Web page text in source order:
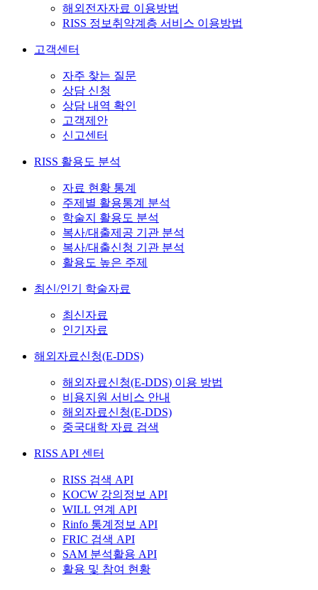
해외전자자료 이용방법
RISS 정보취약계층 서비스 이용방법
고객센터
자주 찾는 질문
상담 신청
상담 내역 확인
고객제안
신고센터
RISS 활용도 분석
자료 현황 통계
주제별 활용통계 분석
학술지 활용도 분석
복사/대출제공 기관 분석
복사/대출신청 기관 분석
활용도 높은 주제
최신/인기 학술자료
최신자료
인기자료
해외자료신청(E-DDS)
해외자료신청(E-DDS) 이용 방법
비용지원 서비스 안내
해외자료신청(E-DDS)
중국대학 자료 검색
RISS API 센터
RISS 검색 API
KOCW 강의정보 API
WILL 연계 API
Rinfo 통계정보 API
FRIC 검색 API
SAM 분석활용 API
활용 및 참여 현황